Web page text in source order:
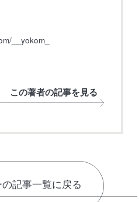
__yokom_
この著者の記事を見る
記事一覧に戻る